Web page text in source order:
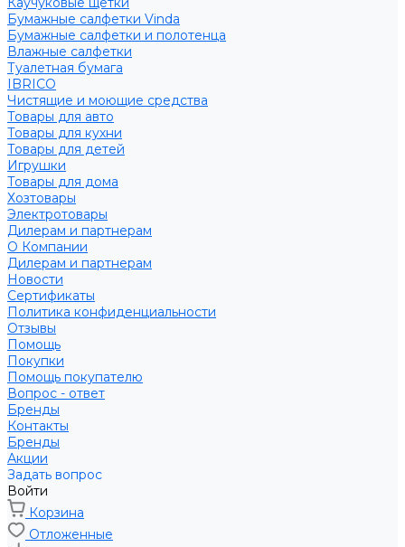
Бумажные салфетки Vinda
Бумажные салфетки и полотенца
Влажные салфетки
Туалетная бумага
IBRICO
Чистящие и моющие средства
Товары для авто
Товары для кухни
Товары для детей
Игрушки
Товары для дома
Хозтовары
Электротовары
Дилерам и партнерам
О Компании
Дилерам и партнерам
Новости
Сертификаты
Политика конфиденциальности
Отзывы
Помощь
Покупки
Помощь покупателю
Вопрос - ответ
Бренды
Контакты
Бренды
Акции
Задать вопрос
Войти
Корзина
Отложенные